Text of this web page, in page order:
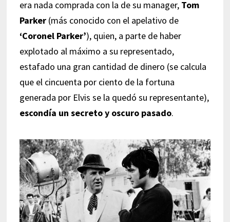
era nada comprada con la de su manager, Tom
Parker(más conocido con el apelativo de
‘Coronel Parker’), quien, a parte de haber
explotado al máximo a su representado,
estafado una gran cantidad de dinero (se calcula
que el cincuenta por ciento de la fortuna
generada por Elvis se la quedó su representante),
escondía un secreto y oscuro pasado.